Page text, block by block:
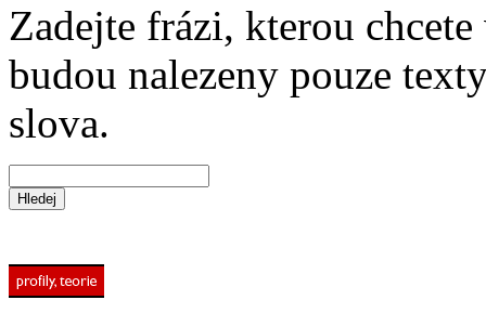
Zadejte frázi, kterou
budou nalezeny pouze
slova.